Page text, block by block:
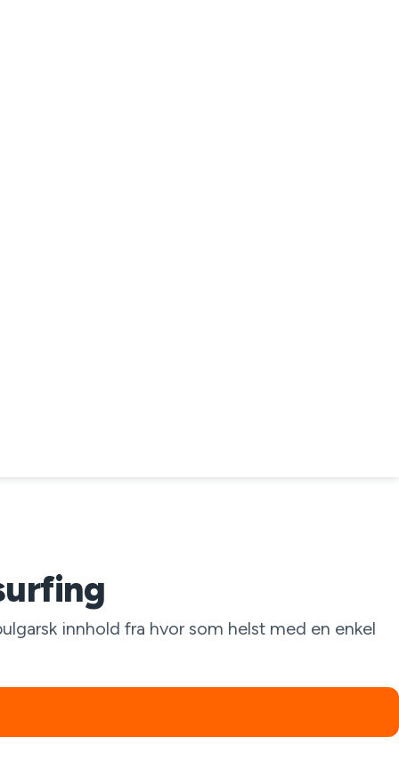
innhold fra hvor som helst med en enkel